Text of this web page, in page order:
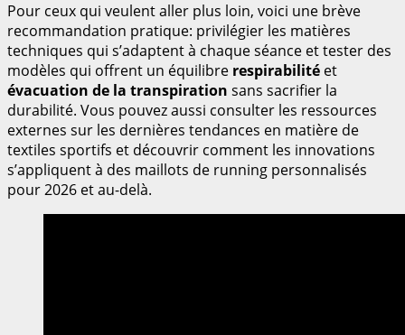
Pour ceux qui veulent aller plus loin, voici une brève
recommandation pratique: privilégier les matières
techniques qui s’adaptent à chaque séance et tester des
modèles qui offrent un équilibre respirabilité et
évacuation de la transpiration sans sacrifier la
durabilité. Vous pouvez aussi consulter les ressources
externes sur les dernières tendances en matière de
textiles sportifs et découvrir comment les innovations
s’appliquent à des maillots de running personnalisés
pour 2026 et au-delà.